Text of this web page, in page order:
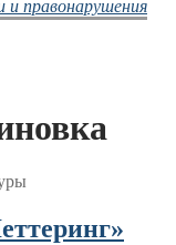
правонарушения